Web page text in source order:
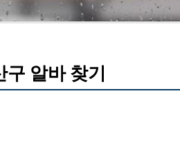
구 알바 찾기